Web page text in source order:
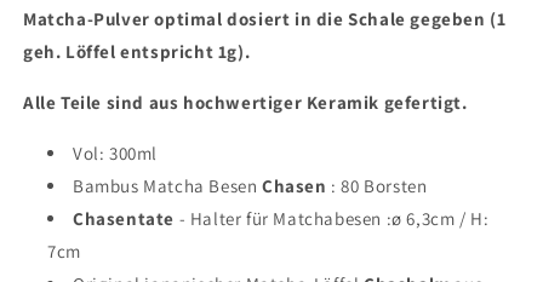
Matcha-Pulver optimal dosiert in die Schale gegeben (1
geh. Löffel entspricht 1g).
Alle Teile sind aus hochwertiger Keramik gefertigt.
Vol: 300ml
Bambus Matcha Besen Chasen : 80 Borsten
Chasentate - Halter für Matchabesen :ø 6,3cm / H:
7cm